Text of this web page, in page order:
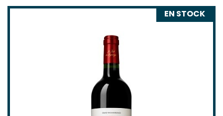
EN STOCK